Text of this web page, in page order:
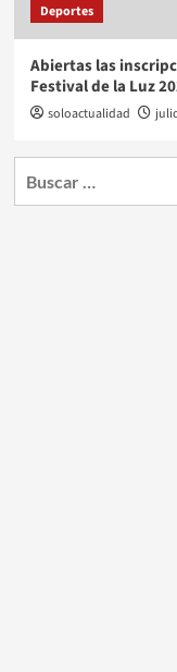
Deportes
Abiertas las
Festival de la Luz
soloactualidad